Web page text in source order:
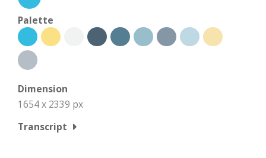
Palette
Dimension
1654 x 2339 px
Transcript